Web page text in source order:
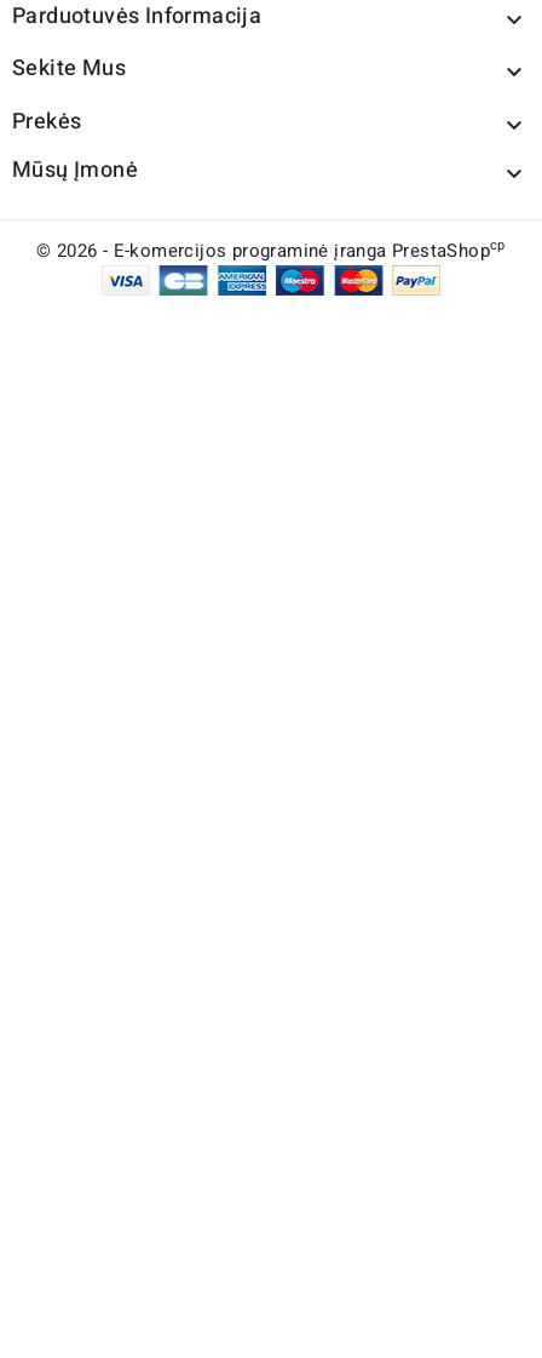
Parduotuvės Informacija 
Sekite Mus 
Prekės 
Mūsų Įmonė 
© 2026 - E-komercijos programinė įranga PrestaShopcp